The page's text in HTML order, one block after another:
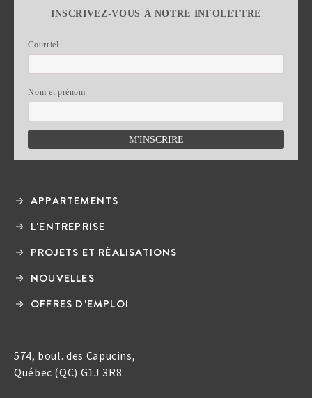
INSCRIVEZ-VOUS À NOTRE INFOLETTRE
Courriel
Nom et prénom
APPARTEMENTS
L'ENTREPRISE
PROJETS ET RÉALISATIONS
NOUVELLES
OFFRES D'EMPLOI
574, boul. des Capucins,
Québec (QC) G1J 3R8